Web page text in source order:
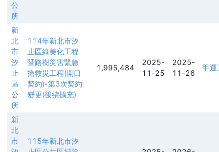
公
所
新
北
市
汐
止
區
公
所
114年新北市汐
止區綠美化工程
暨路樹災害緊急
搶救災工程(開口
契約)-第3次契約
變更(後續擴充)
1,995,484
2025-
11-25
2025-
11-26
甲
新
北
市
115年新北市汐